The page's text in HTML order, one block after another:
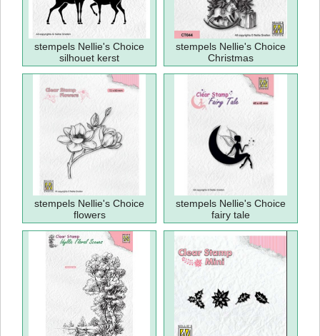
stempels Nellie's Choice
silhouet kerst
stempels Nellie's Choice
Christmas
stempels Nellie's Choice
flowers
stempels Nellie's Choice
fairy tale